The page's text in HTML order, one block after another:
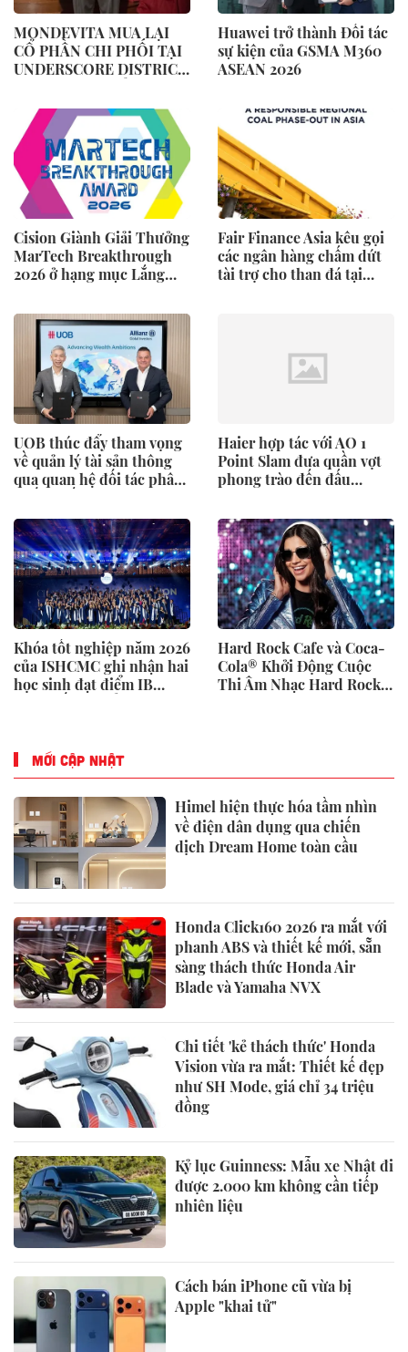
MONDEVITA MUA LẠI
CỔ PHẦN CHI PHỐI TẠI
UNDERSCORE DISTRICT,
MAGLIANO, ĐÁNH DẤU
BƯỚC THỨ HAI TRONG
QUÁ TRÌNH XÂY DỰNG
NỀN TẢNG THƯƠNG
HIỆU CAO CẤP MỚI CỦA
Ý.
Huawei trở thành Đối tác
sự kiện của GSMA M360
ASEAN 2026
Cision Giành Giải Thưởng
MarTech Breakthrough
2026 ở hạng mục Lắng
Phối Thông Cáo Báo Chí
và Tối Ưu Hóa Công Cụ
Trả Lời (AEO)
Fair Finance Asia kêu gọi
các ngân hàng chấm dứt
tài trợ cho than đá tại
UOB thúc đẩy tham vọng
về quản lý tài sản thông
qua quan hệ đối tác phân
Allianz Global Investors
Haier hợp tác với AO 1
Point Slam đưa quần vợt
phong trào đến đấu
Khóa tốt nghiệp năm 2026
của ISHCMC ghi nhận hai
học sinh đạt điểm IB
Hard Rock Cafe và Coca-
Cola® Khởi Động Cuộc
Thi Âm Nhạc Hard Rock
MỚI CẬP NHẬT
Himel hiện thực hóa tầm nhìn
về điện dân dụng qua chiến
dịch Dream Home toàn cầu
Honda Click160 2026 ra mắt với
phanh ABS và thiết kế mới, sẵn
sàng thách thức Honda Air
Blade và Yamaha NVX
Chi tiết 'kẻ thách thức' Honda
Vision vừa ra mắt: Thiết kế đẹp
như SH Mode, giá chỉ 34 triệu
đồng
Kỷ lục Guinness: Mẫu xe Nhật đi
được 2.000 km không cần tiếp
nhiên liệu
Cách bán iPhone cũ vừa bị
Apple "khai tử"